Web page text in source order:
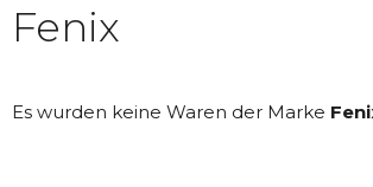
Fenix
Es wurden keine Waren der Marke